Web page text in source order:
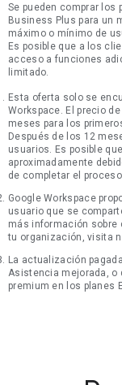
Se pueden comprar los
Business Plus para un
máximo o mínimo de
Es posible que a los
acceso a funciones
limitado.
Esta oferta solo se
Workspace. El precio
meses para los
Después de los 12
usuarios. Es posible
aproximadamente
de completar el
Google Workspace
usuario que se
más información sobre
tu organización, visita
La actualización
Asistencia mejorada, o
premium en los planes